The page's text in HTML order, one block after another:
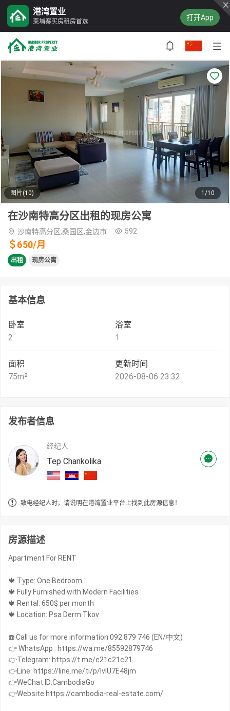
港湾置业
柬埔寨买房租房首选 打开App
图片(10) 1/10
在沙南特高分区出租的现房公寓
沙南特高分区,桑园区,金边市 592
＄650/月
出租 现房公寓
基本信息
卧室
2
浴室
1
面积
75m²
更新时间
2026-08-06 23:32
发布者信息
经纪人
Tep Chankolika
致电经纪人时，请说明在港湾置业平台上找到此房源信息！
房源描述
Apartment For RENT
🍁 Type: One Bedroom
🍁 Fully Furnished with Modern Facilities
🍁 Rental: 650$ per month
🍁 Location: Psa Derm Tkov
☎️ Call us for more information 092 879 746 (EN/中文)
👉 WhatsApp : https://wa.me/85592879746
👉Telegram: https://t.me/c21c21c21
👉Line: https://line.me/ti/p/IvIU7E48jm
👉WeChat ID:CambodiaGo
👉Website:https://cambodia-real-estate.com/